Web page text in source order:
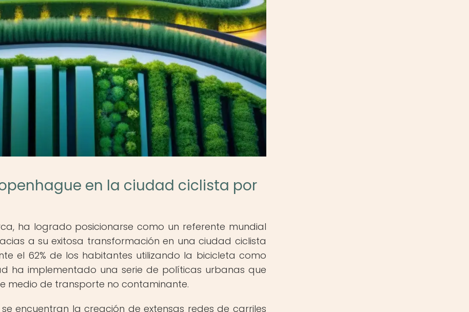
en la ciudad ciclista por
ha logrado posicionarse como un referente mundial
a su exitosa transformación en una ciudad ciclista
el 62% de los habitantes utilizando la bicicleta como
ha implementado una serie de políticas urbanas que
medio de transporte no contaminante.
encuentran la creación de extensas redes de carriles